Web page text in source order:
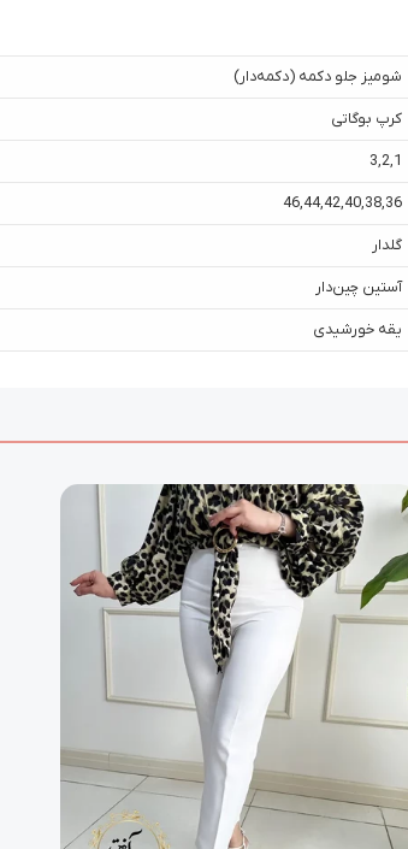
شومیز جلو دکمه (دکمه‌دار)
کرپ بوگاتی
1
,
2
,
3
36
,
38
,
40
,
42
,
44
,
46
گلدار
آستین چین‌دار
یقه خورشیدی